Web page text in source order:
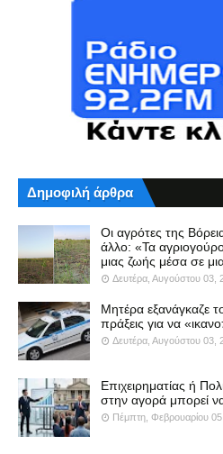
Δημοφιλή άρθρα
Οι αγρότες της
άλλο: «Τα
μιας ζωής μέσα σε
Δευτέρα, Αυγούστου 03,
Μητέρα εξανάγκαζε
πράξεις για να
Δευτέρα, Αυγούστου 03,
Επιχειρηματίας ή
στην αγορά μπορεί
Πέμπτη, Φεβρουαρίου